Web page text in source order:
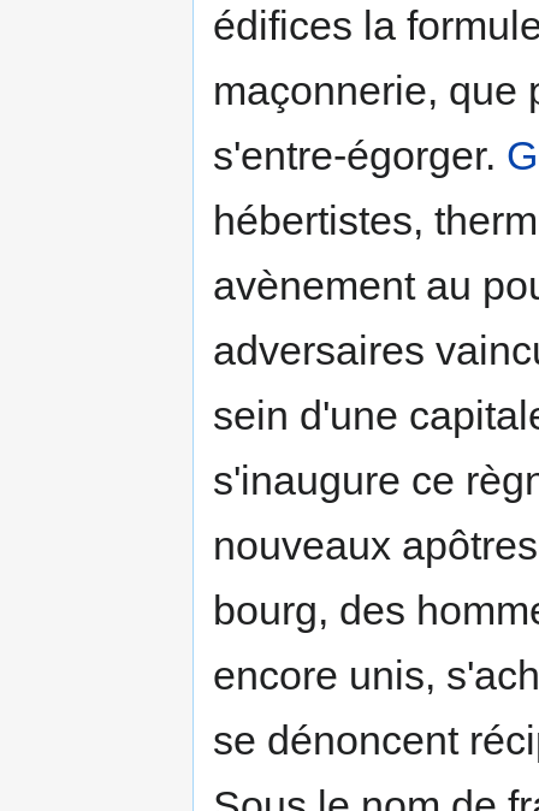
édifices la
maçonnerie, que
s'entre-égorger.
hébertistes,
avènement au
adversaires
sein d'une
s'inaugure ce
nouveaux
bourg, des
encore unis,
se dénoncent